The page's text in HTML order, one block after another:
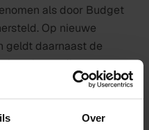
Over
als door Budget
Op nieuwe
geldt daarnaast de
volgens diens
vooraf op gewezen
kan komen te